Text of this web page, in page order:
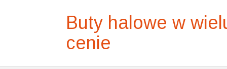
Buty halowe w
cenie